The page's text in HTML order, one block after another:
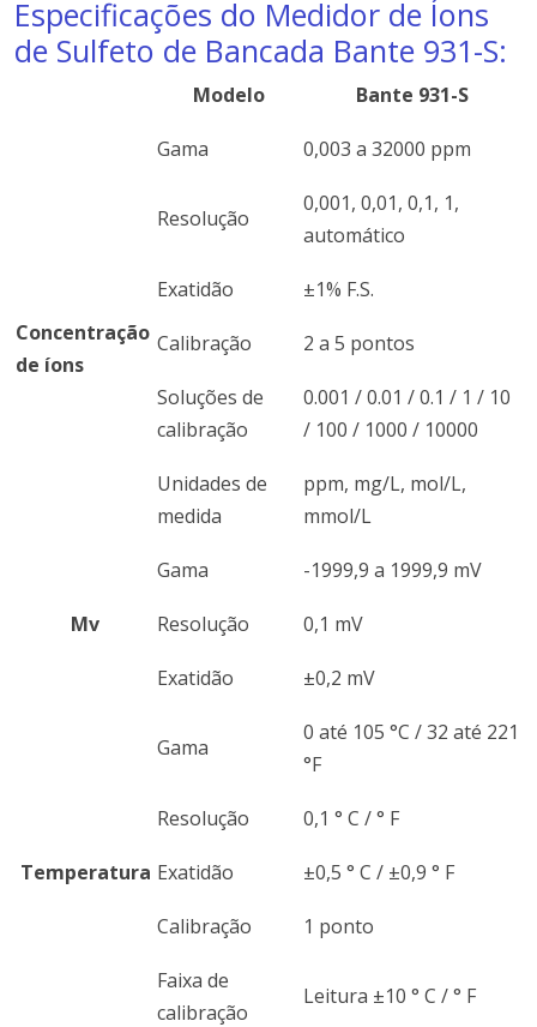
Especificações do Medidor de Íons
de Sulfeto de Bancada Bante 931-S:
Modelo Bante 931-S
Concentração
de íons
Gama 0,003 a 32000 ppm
Resolução
0,001, 0,01, 0,1, 1,
automático
Exatidão ±1% F.S.
Calibração 2 a 5 pontos
Soluções de
calibração
0.001 / 0.01 / 0.1 / 1 / 10
/ 100 / 1000 / 10000
Unidades de
medida
ppm, mg/L, mol/L,
mmol/L
Mv
Gama -1999,9 a 1999,9 mV
Resolução 0,1 mV
Exatidão ±0,2 mV
Temperatura
Gama
0 até 105 °C / 32 até 221
°F
Resolução 0,1 ° C / ° F
Exatidão ±0,5 ° C / ±0,9 ° F
Calibração 1 ponto
Faixa de
calibração
Leitura ±10 ° C / ° F